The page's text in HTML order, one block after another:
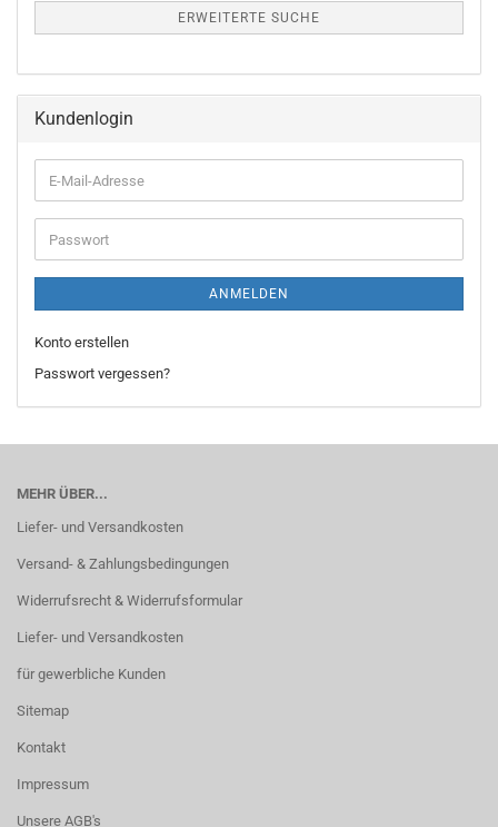
ERWEITERTE SUCHE
Kundenlogin
E-
Mail-
Adresse
Passwort
ANMELDEN
Konto erstellen
Passwort vergessen?
MEHR ÜBER...
Liefer- und Versandkosten
Versand- & Zahlungsbedingungen
Widerrufsrecht & Widerrufsformular
Liefer- und Versandkosten
für gewerbliche Kunden
Sitemap
Kontakt
Impressum
Unsere AGB's